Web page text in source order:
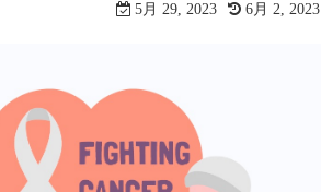
5月 29, 2023 6月 2, 2023